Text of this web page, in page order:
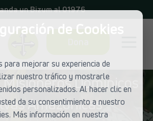
de Cookies
para mejorar su experiencia de
nuestro tráfico y mostrarle
personalizados. Al hacer clic en
da su consentimiento a nuestro
Más información en nuestra
un Bizum al 01976
Misioneros Dominicos
Amazónicas